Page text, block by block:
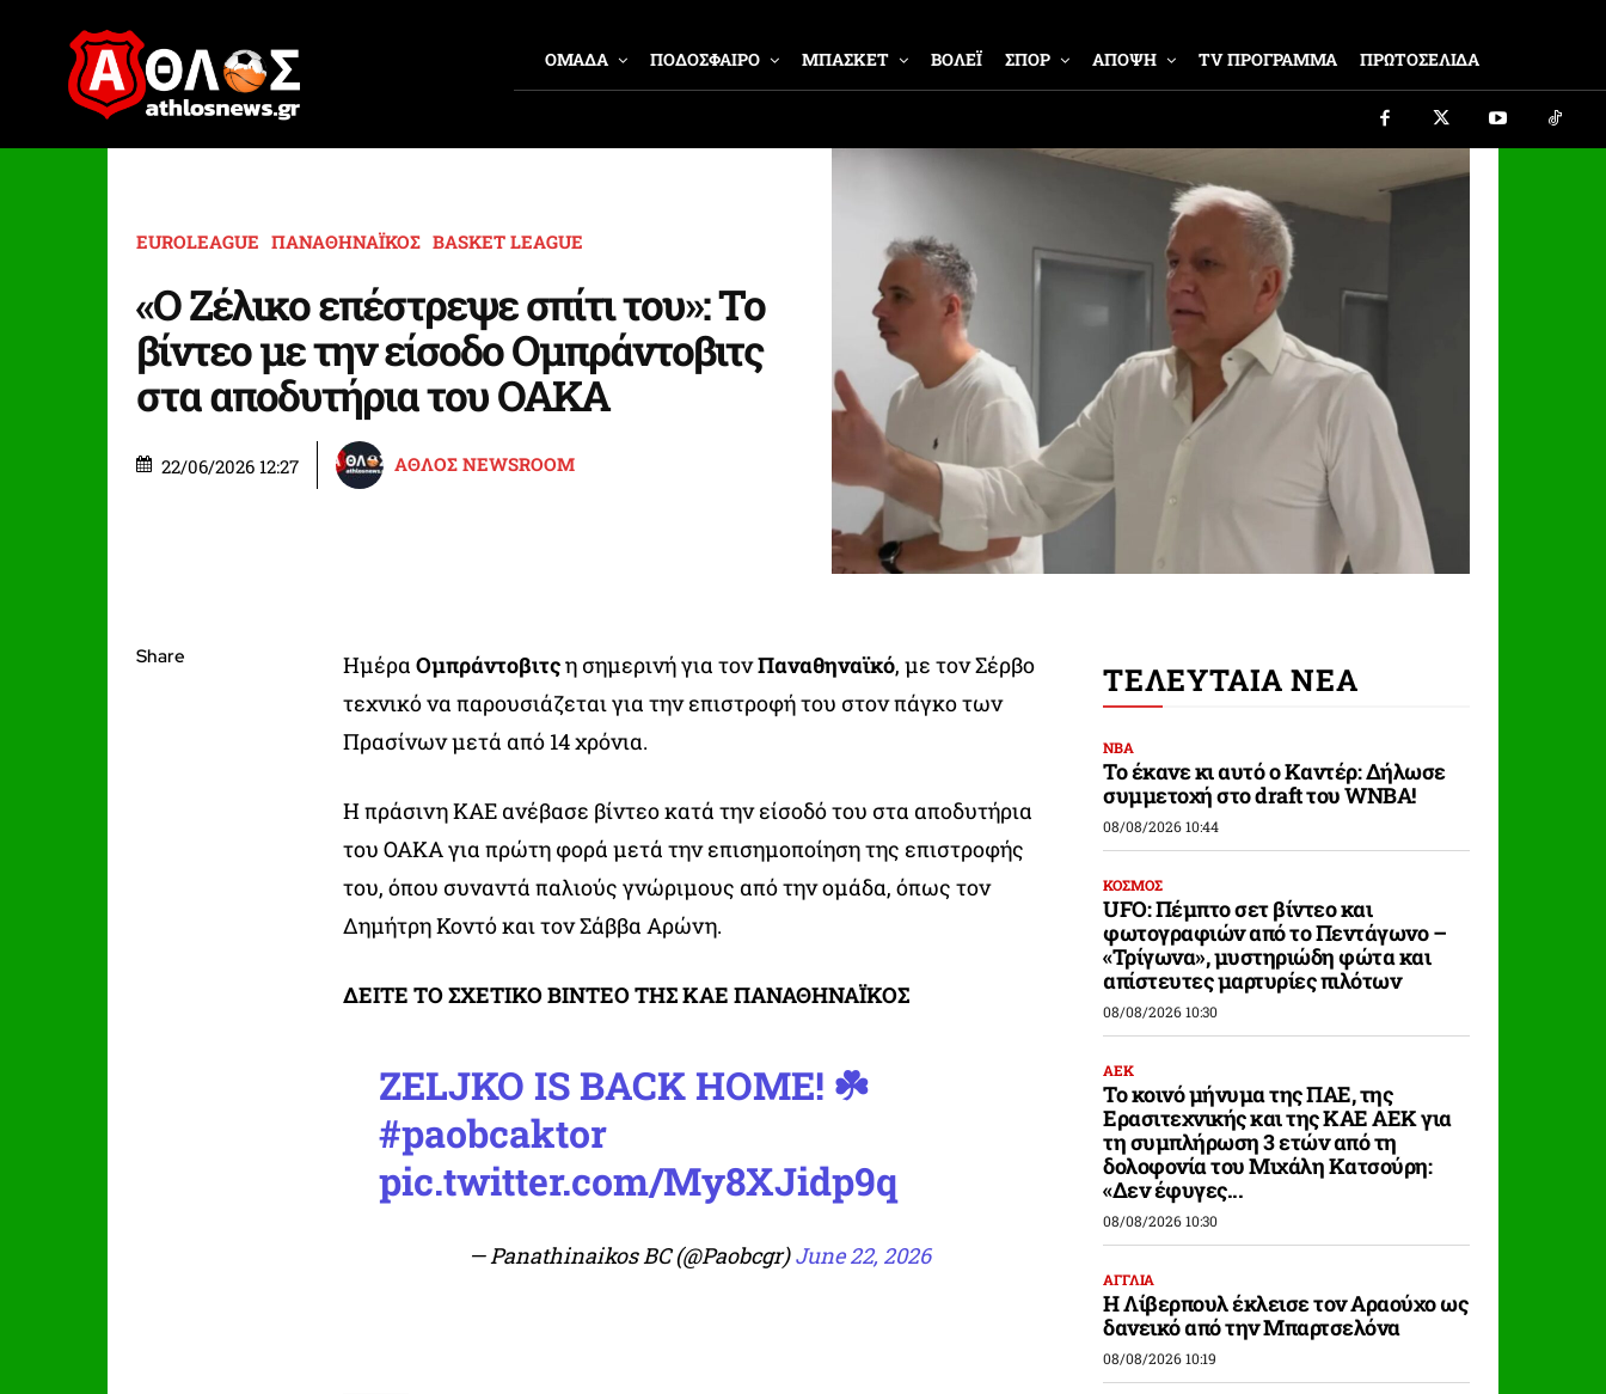
ΟΜΑΔΑ ΠΟΔΟΣΦΑΙΡΟ ΜΠΑΣΚΕΤ ΒΟΛΕΪ ΣΠΟΡ ΑΠΟΨΗ TV ΠΡΟΓΡΑΜΜΑ ΠΡΩΤΟΣΕΛΙΔΑ
EUROLEAGUE ΠΑΝΑΘΗΝΑΪΚΟΣ BASKET LEAGUE
«Ο Ζέλικο επέστρεψε σπίτι του»: Το
βίντεο με την είσοδο Ομπράντοβιτς
στα αποδυτήρια του ΟΑΚΑ
22/06/2026 12:27 ΑΘΛΟΣ NEWSROOM
Share ΗμέραΟμπράντοβιτςη σημερινή για τονΠαναθηναϊκό, με τον Σέρβο
τεχνικό να παρουσιάζεται για την επιστροφή του στον πάγκο των
Πρασίνων μετά από 14 χρόνια.
Η πράσινη ΚΑΕ ανέβασε βίντεο κατά την είσοδό του στα αποδυτήρια
του ΟΑΚΑ για πρώτη φορά μετά την επισημοποίηση της επιστροφής
του, όπου συναντά παλιούς γνώριμους από την ομάδα, όπως τον
Δημήτρη Κοντό και τον Σάββα Αρώνη.
ΔΕΙΤΕ ΤΟ ΣΧΕΤΙΚΟ ΒΙΝΤΕΟ ΤΗΣ ΚΑΕ ΠΑΝΑΘΗΝΑΪΚΟΣ
ZELJKO IS BACK HOME! ☘️
#paobcaktor
pic.twitter.com/My8XJidp9q
— Panathinaikos BC (@Paobcgr)June 22, 2026
ΤΕΛΕΥΤΑΙΑ ΝΕΑ
ΝΒΑ
Το έκανε κι αυτό ο Καντέρ: Δήλωσε
συμμετοχή στο draft του WNBA!
08/08/2026 10:44
ΚΟΣΜΟΣ
UFO: Πέμπτο σετ βίντεο και
φωτογραφιών από το Πεντάγωνο –
«Τρίγωνα», μυστηριώδη φώτα και
απίστευτες μαρτυρίες πιλότων
08/08/2026 10:30
ΑΕΚ
Το κοινό μήνυμα της ΠΑΕ, της
Ερασιτεχνικής και της ΚΑΕ ΑΕΚ για
τη συμπλήρωση 3 ετών από τη
δολοφονία του Μιχάλη Κατσούρη:
«Δεν έφυγες...
08/08/2026 10:30
ΑΓΓΛΙΑ
Η Λίβερπουλ έκλεισε τον Αραούχο ως
δανεικό από την Μπαρτσελόνα
08/08/2026 10:19